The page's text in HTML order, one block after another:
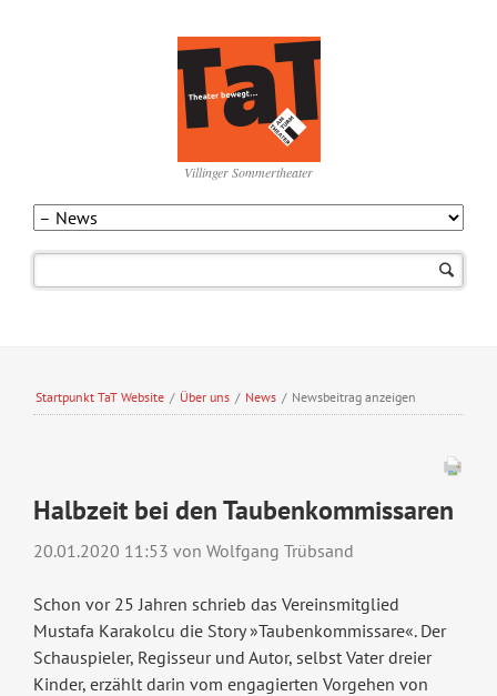
Villinger Sommertheater
Startpunkt TaT Website / Über uns / News / Newsbeitrag anzeigen
Halbzeit bei den Taubenkommissaren
20.01.2020 11:53 von Wolfgang Trübsand
Schon vor 25 Jahren schrieb das Vereinsmitglied
Mustafa Karakolcu die Story »Taubenkommissare«. Der
Schauspieler, Regisseur und Autor, selbst Vater dreier
Kinder, erzählt darin vom engagierten Vorgehen von